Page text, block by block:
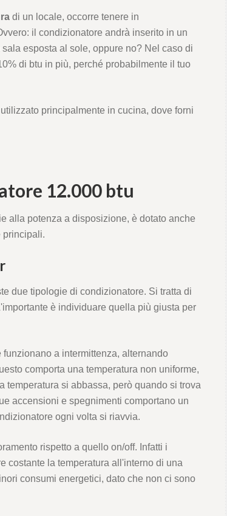
di un locale, occorre tenere in
il condizionatore andrà inserito in un
esposta al sole, oppure no? Nel caso di
di btu in più, perché probabilmente il tuo
principalmente in cucina, dove forni
12.000 btu
alla potenza a disposizione, è dotato anche
principali.
due tipologie di condizionatore. Si tratta di
è individuare quella più giusta per
a intermittenza, alternando
comporta una temperatura non uniforme,
temperatura si abbassa, però quando si trova
accensioni e spegnimenti comportano un
ogni volta si riavvia.
rispetto a quello on/off. Infatti i
costante la temperatura all'interno di una
consumi energetici, dato che non ci sono